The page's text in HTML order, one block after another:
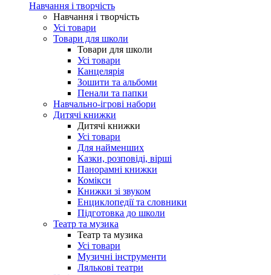
Навчання і творчість
Навчання і творчість
Усі товари
Товари для школи
Товари для школи
Усі товари
Канцелярія
Зошити та альбоми
Пенали та папки
Навчально-ігрові набори
Дитячі книжки
Дитячі книжки
Усі товари
Для найменших
Казки, розповіді, вірші
Панорамні книжки
Комікси
Книжки зі звуком
Енциклопедії та словники
Підготовка до школи
Театр та музика
Театр та музика
Усі товари
Музичні інструменти
Лялькові театри